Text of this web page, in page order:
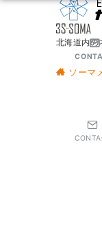
北海道内の
ソーマ